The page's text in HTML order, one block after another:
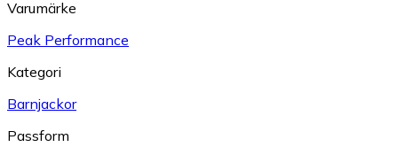
Varumärke
Peak Performance
Kategori
Barnjackor
Passform